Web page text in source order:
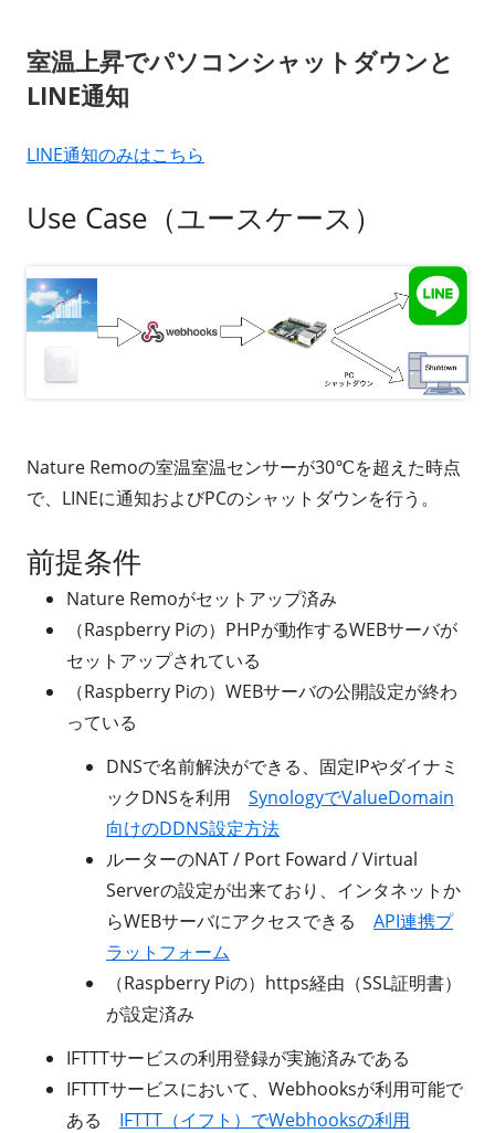
室温上昇でパソコンシャットダウンと
LINE通知
LINE通知のみはこちら
Use Case（ユースケース）
Nature Remoの室温室温センサーが30℃を超えた時点
で、LINEに通知およびPCのシャットダウンを行う。
前提条件
Nature Remoがセットアップ済み
（Raspberry Piの）PHPが動作するWEBサーバが
セットアップされている
（Raspberry Piの）WEBサーバの公開設定が終わ
っている
DNSで名前解決ができる、固定IPやダイナミ
ックDNSを利用 SynologyでValueDomain
向けのDDNS設定方法
ルーターのNAT / Port Foward / Virtual
Serverの設定が出来ており、インタネットか
らWEBサーバにアクセスできる API連携プ
ラットフォーム
（Raspberry Piの）https経由（SSL証明書）
が設定済み
IFTTTサービスの利用登録が実施済みである
IFTTTサービスにおいて、Webhooksが利用可能で
ある IFTTT（イフト）でWebhooksの利用